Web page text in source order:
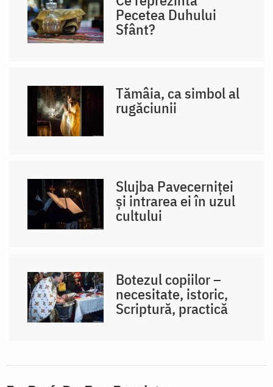
Pecetea Duhului
Sfânt?
Tămâia, ca simbol al
rugăciunii
Slujba Pavecerniței
și intrarea ei în uzul
cultului
Botezul copiilor –
necesitate, istoric,
Scriptură, practică